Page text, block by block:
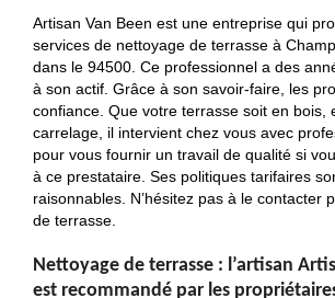
Artisan Van Been est une entreprise qui
services de nettoyage de terrasse à
dans le 94500. Ce professionnel a des
à son actif. Grâce à son savoir-faire, les
confiance. Que votre terrasse soit en bois,
carrelage, il intervient chez vous avec
pour vous fournir un travail de qualité si
à ce prestataire. Ses politiques tarifaires
raisonnables. N’hésitez pas à le contacter
de terrasse.
Nettoyage de terrasse : l’artisan
est recommandé par les